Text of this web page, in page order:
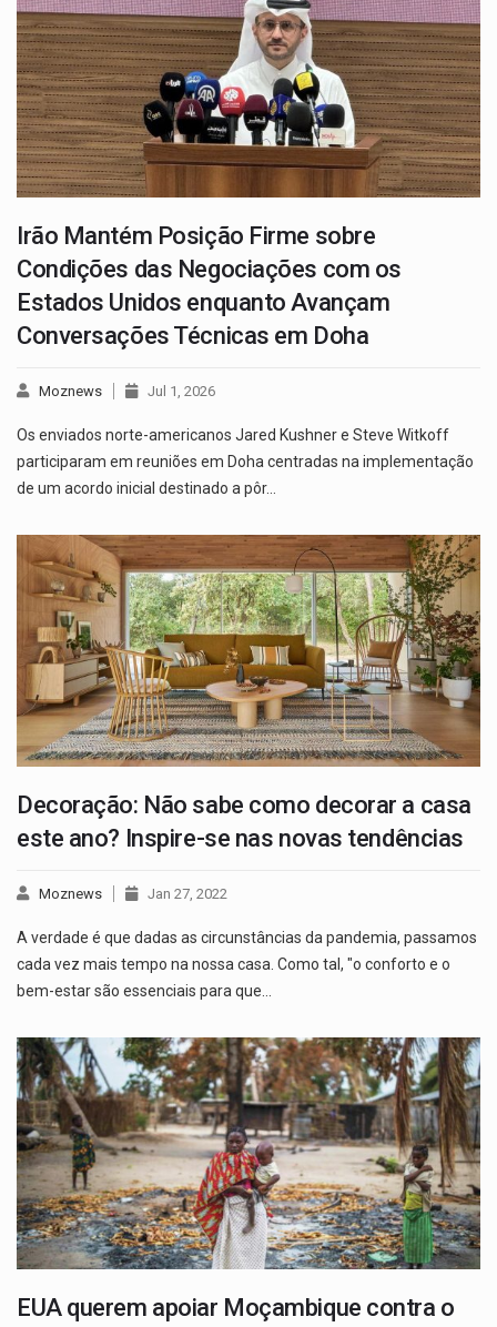
Irão Mantém Posição Firme sobre
Condições das Negociações com os
Estados Unidos enquanto Avançam
Conversações Técnicas em Doha
Moznews Jul 1, 2026
Os enviados norte-americanos Jared Kushner e Steve Witkoff
participaram em reuniões em Doha centradas na implementação
de um acordo inicial destinado a pôr…
Decoração: Não sabe como decorar a casa
este ano? Inspire-se nas novas tendências
Moznews Jan 27, 2022
A verdade é que dadas as circunstâncias da pandemia, passamos
cada vez mais tempo na nossa casa. Como tal, "o conforto e o
bem-estar são essenciais para que…
EUA querem apoiar Moçambique contra o